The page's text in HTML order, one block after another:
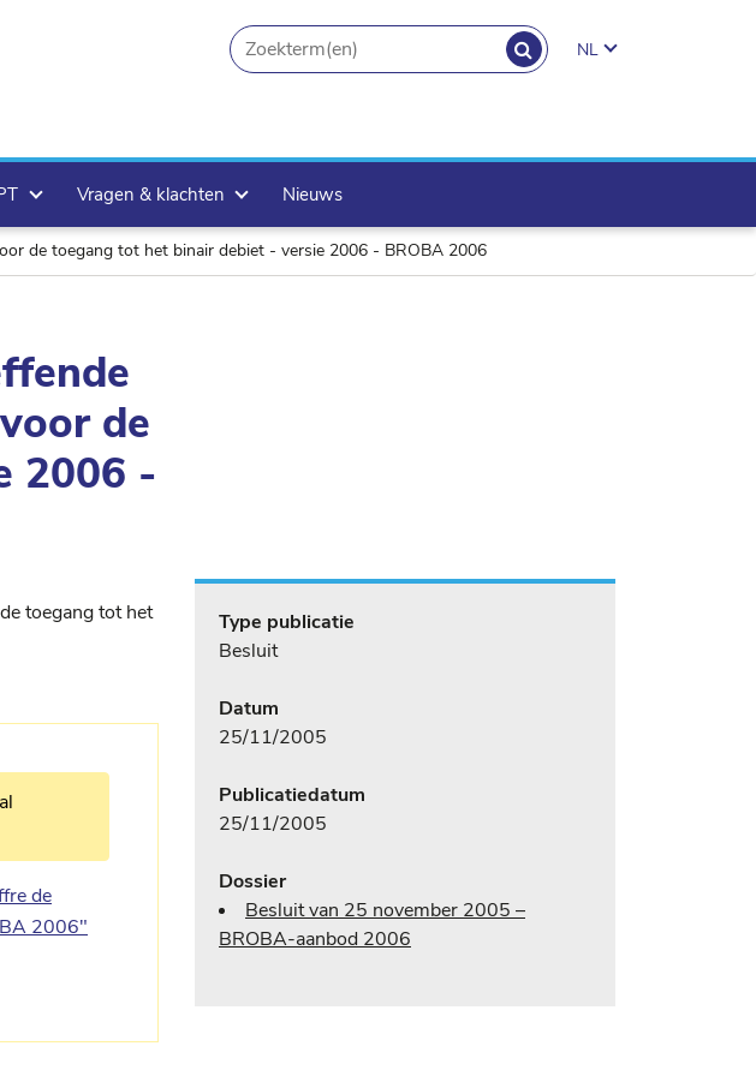
ZOEKEN
search.button
NL
Vragen & klachten Nieuws
de toegang tot het binair debiet - versie 2006 - BROBA 2006
de
2006 -
toegang tot het
de
2006"
Type publicatie
Besluit
Datum
25/11/2005
Publicatiedatum
25/11/2005
Dossier
Besluit van 25 november 2005 –
BROBA-aanbod 2006